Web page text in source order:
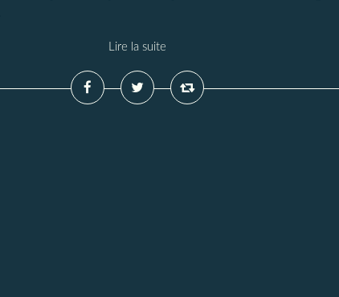
Lire la suite